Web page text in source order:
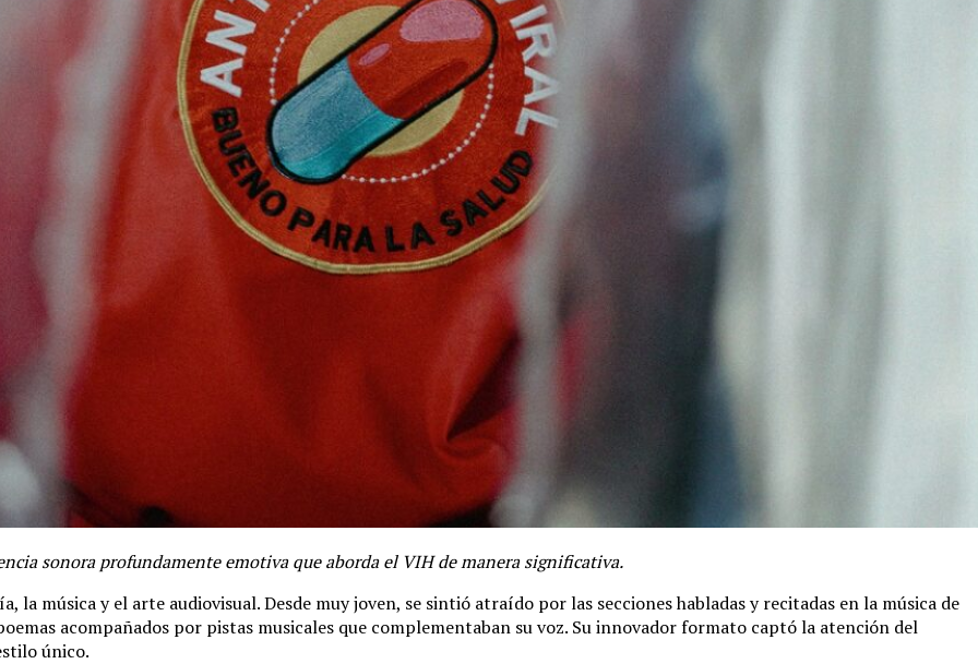
sonora profundamente emotiva que aborda el VIH de manera significativa.
la música y el arte audiovisual. Desde muy joven, se sintió atraído por las secciones habladas y recitadas en la música de
acompañados por pistas musicales que complementaban su voz. Su innovador formato captó la atención del
único.